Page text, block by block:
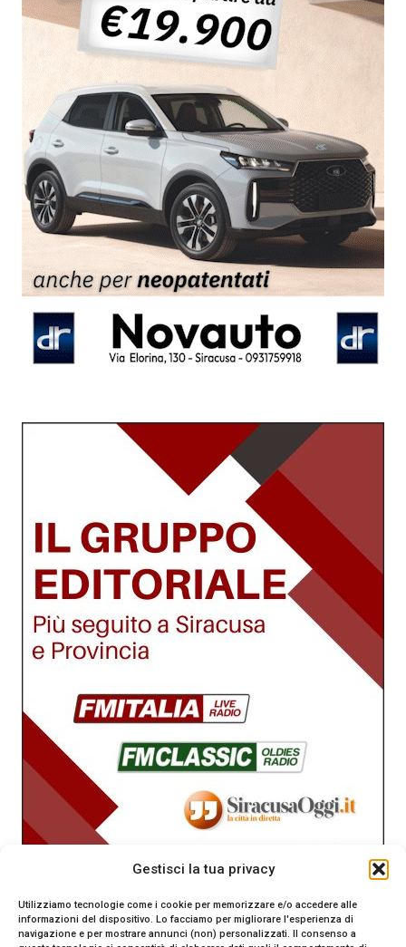
Gestisci la tua privacy
Utilizziamo tecnologie come i cookie per memorizzare e/o accedere alle
informazioni del dispositivo. Lo facciamo per migliorare l'esperienza di
navigazione e per mostrare annunci (non) personalizzati. Il consenso a